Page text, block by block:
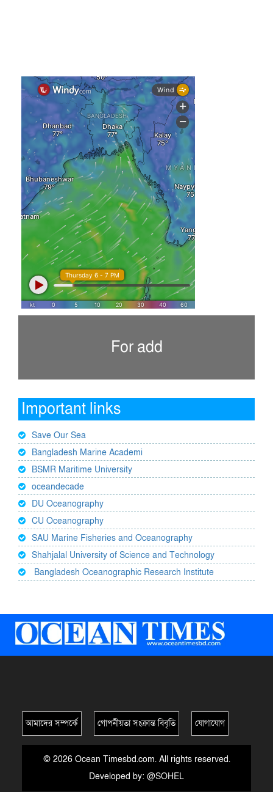
For add
Important links
Save Our Sea
Bangladesh Marine Academi
BSMR Maritime University
oceandecade
DU Oceanography
CU Oceanography
SAU Marine Fisheries and Oceanography
Shahjalal University of Science and Technology
Bangladesh Oceanographic Research Institute
আমাদের সম্পর্কে গোপনীয়তা সংক্রান্ত বিবৃতি যোগাযোগ
© 2026 Ocean Timesbd.com. All rights reserved.
Developed by: @SOHEL